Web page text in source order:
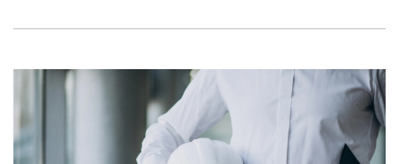
(Twitter)